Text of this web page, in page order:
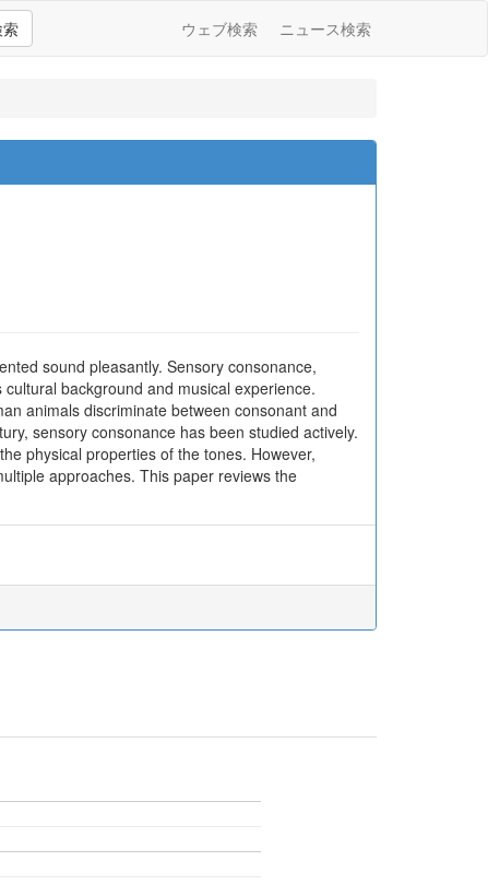
ウェブ検索 ニュース検索
sound pleasantly. Sensory consonance,
background and musical experience.
animals discriminate between consonant and
sensory consonance has been studied actively.
physical properties of the tones. However,
approaches. This paper reviews the